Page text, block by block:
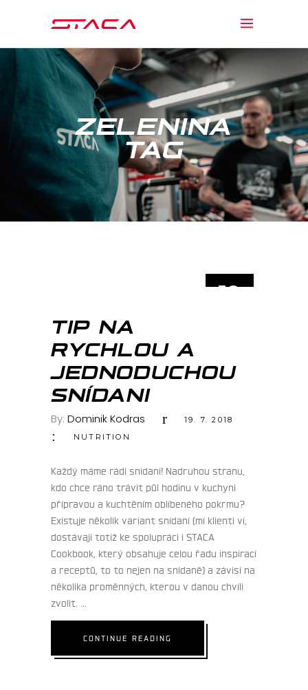
ZELENINA
TAG
19
TIP NA
RYCHLOU A
JEDNODUCHOU
SNÍDANI
By: Dominik Kodras
19. 7. 2018
NUTRITION
Každý máme rádi snídani! Nadruhou stranu,
kdo chce ráno trávit půl hodinu v kuchyni
přípravou a kuchtěním oblíbeného pokrmu?
Existuje několik variant snídaní (mí klienti ví,
dostávají totiž ke spolupráci i STACA
Cookbook, který obsahuje celou řadu inspirací
a receptů, to to nejen na snídaně) a závisí na
několika proměnných, kterou v danou chvíli
zvolit.
CONTINUE READING